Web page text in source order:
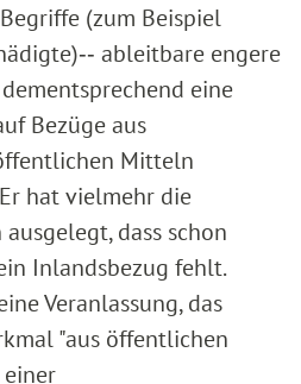
(zum Beispiel
ableitbare engere
eine
Bezüge aus
Mitteln
hat vielmehr die
dass schon
Inlandsbezug fehlt.
Veranlassung, das
"aus öffentlichen